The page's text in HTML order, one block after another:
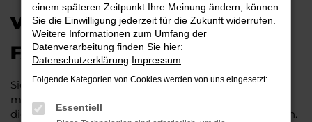
VW T-ROC – IHR PERFEKTES
FAHRZEUG FÜR BERLIN
Sie möchten in Berlin und Umgebung mobil sein bzw.
mobil bleiben. Unser Vorschlag ist ein VW T-Roc, denn
dieses Fahrzeug vereint eine ganze Reihe an Vorzügen.
einem späteren Zeitpunkt Ihre Meinung ändern, können
Sie die Einwilligung jederzeit für die Zukunft widerrufen.
Weitere Informationen zum Umfang der
Datenverarbeitung finden Sie hier:
Datenschutzerklärung Impressum
Folgende Kategorien von Cookies werden von uns eingesetzt:
Essentiell